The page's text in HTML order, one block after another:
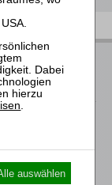
auswählen